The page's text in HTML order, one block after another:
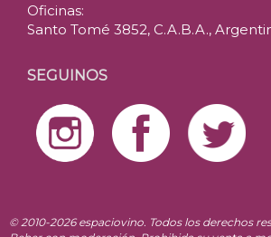
Oficinas:
Santo Tomé 3852, C.A.B.A.,
SEGUINOS
© 2010-2026 espaciovino. Todos los derechos